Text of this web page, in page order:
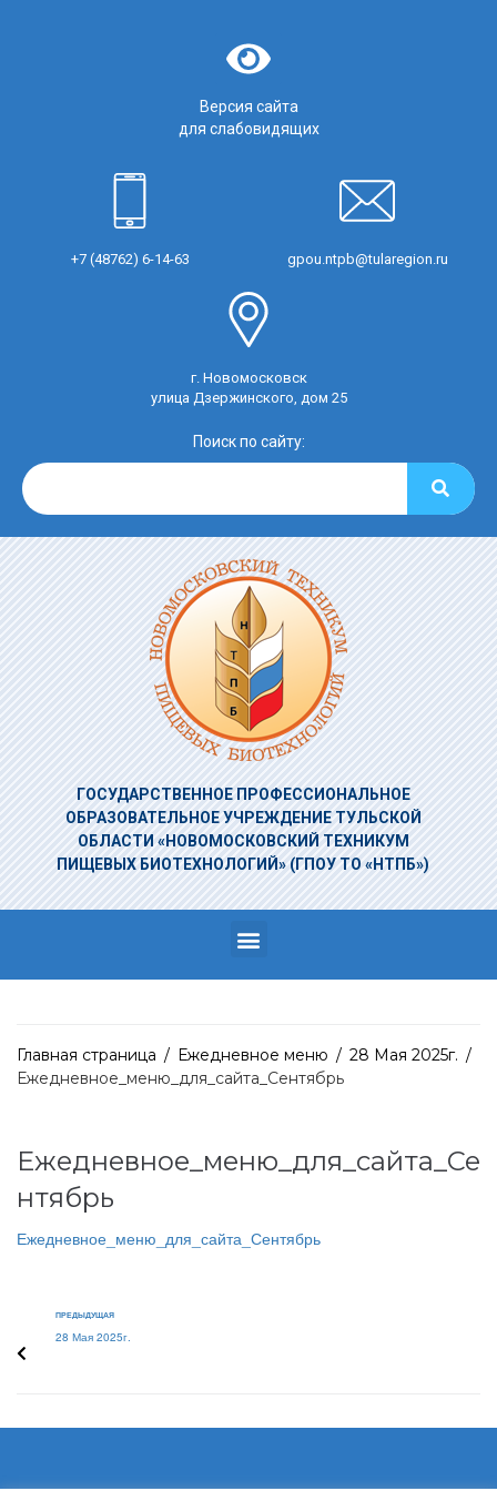
Версия сайта
для слабовидящих
+7 (48762) 6-14-63 gpou.ntpb@tularegion.ru
г. Новомосковск
улица Дзержинского, дом 25
Поиск по сайту:
ГОСУДАРСТВЕННОЕ ПРОФЕССИОНАЛЬНОЕ
ОБРАЗОВАТЕЛЬНОЕ УЧРЕЖДЕНИЕТУЛЬСКОЙ
ОБЛАСТИ «НОВОМОСКОВСКИЙ ТЕХНИКУМ
ПИЩЕВЫХ БИОТЕХНОЛОГИЙ» (ГПОУ ТО «НТПБ»)
Главная страница / Ежедневное меню / 28 Мая 2025г. /
Ежедневное_меню_для_сайта_Сентябрь
Ежедневное_меню_для_сайта_Се
нтябрь
Ежедневное_меню_для_сайта_Сентябрь
ПРЕДЫДУЩАЯ
28 Мая 2025г.